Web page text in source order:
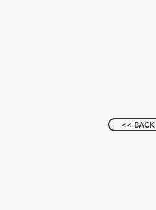
<< BACK